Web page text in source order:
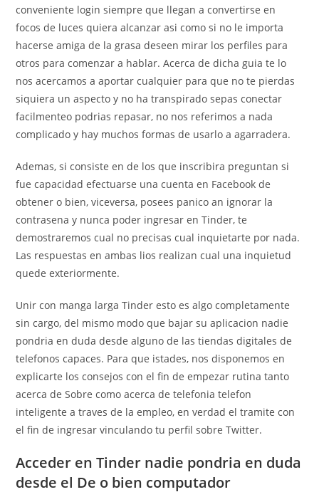
conveniente login siempre que llegan a convertirse en
focos de luces quiera alcanzar asi­ como si no le importa
hacerse amiga de la grasa deseen mirar los perfiles para
otros para comenzar a hablar. Acerca de dicha guia te lo
nos acercamos a aportar cualquier para que no te pierdas
siquiera un aspecto y no ha transpirado sepas conectar
facilmenteo podrias repasar, no nos referimos a nada
complicado y hay muchos formas de usarlo a agarradera.
Ademas, si consiste en de los que inscribira preguntan si
fue capacidad efectuarse una cuenta en Facebook de
obtener o bien, viceversa, posees panico an ignorar la
contrasena y nunca poder ingresar en Tinder, te
demostraremos cual no precisas cual inquietarte por nada.
Las respuestas en ambas lios realizan cual una inquietud
quede exteriormente.
Unir con manga larga Tinder esto es algo completamente
sin cargo, del mismo modo que bajar su aplicacion nadie
pondri­a en duda desde alguno de las tiendas digitales de
telefonos capaces. Para que istades, nos disponemos en
explicarte los consejos con el fin de empezar rutina tanto
acerca de Sobre como acerca de telefonia telefon
inteligente a traves de la empleo, en verdad el tramite con
el fin de ingresar vinculando tu perfil sobre Twitter.
Acceder en Tinder nadie pondri­a en duda
desde el De o bien computador